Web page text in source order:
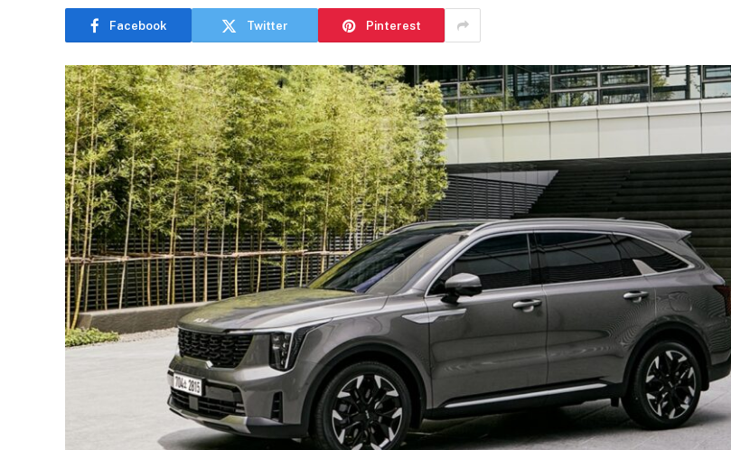
Facebook Twitter Pinterest